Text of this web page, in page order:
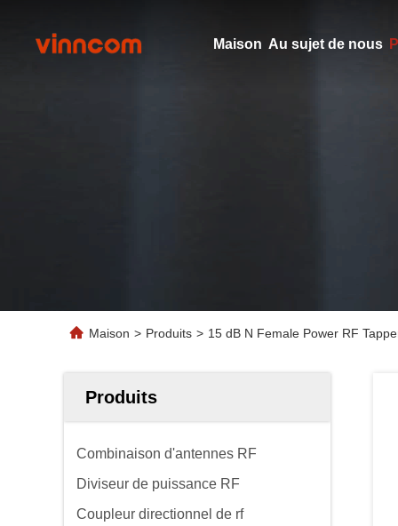
Maison Au sujet de nous
Maison > Produits > 15 dB N Female Power RF
Produits
Combinaison d'antennes RF
Diviseur de puissance RF
Coupleur directionnel de rf